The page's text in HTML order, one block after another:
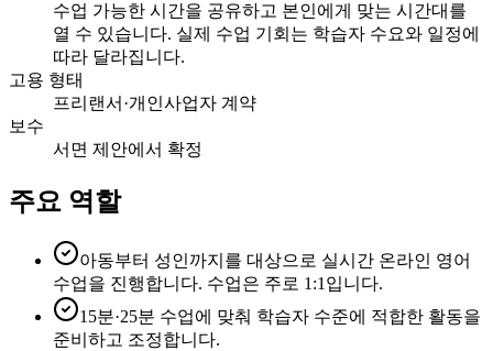
수업 가능한 시간을 공유하고 본인에게 맞는 시간대를
열 수 있습니다. 실제 수업 기회는 학습자 수요와 일정에
따라 달라집니다.
고용 형태
프리랜서·개인사업자 계약
보수
서면 제안에서 확정
주요 역할
아동부터 성인까지를 대상으로 실시간 온라인 영어
수업을 진행합니다. 수업은 주로 1:1입니다.
15분·25분 수업에 맞춰 학습자 수준에 적합한 활동을
준비하고 조정합니다.